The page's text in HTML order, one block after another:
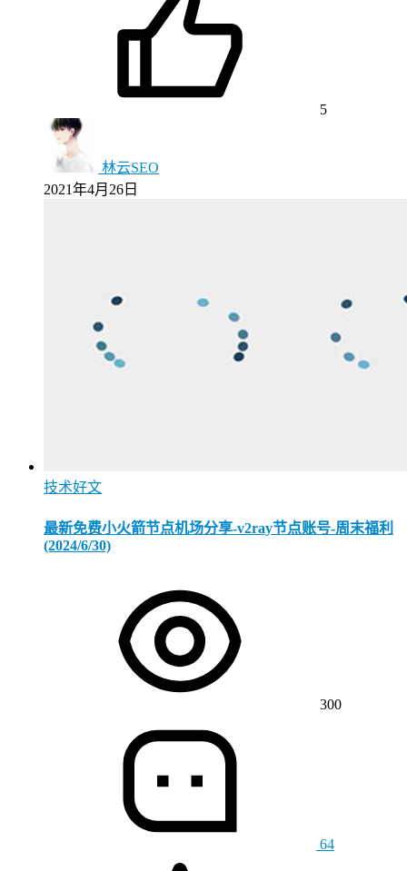
5
林云SEO
2021年4月26日
技术好文
最新免费小火箭节点机场分享-v2ray节点账号-周末福利
(2024/6/30)
300
64